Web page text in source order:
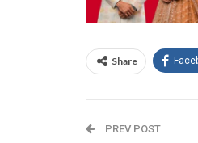
Share
PREV POST